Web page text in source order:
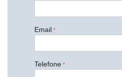
Sala de Jogos
Salão de Festas
Espaço Gourmet
Espaço Fitness
Email
Telefone